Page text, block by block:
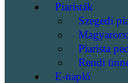
Piaristák
Szegedi
Piarista
Rendi
E-napló